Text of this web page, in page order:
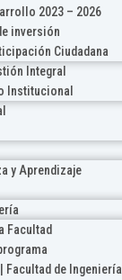
2023 – 2026
inversión
Ciudadana
Integral
Institucional
y Aprendizaje
Facultad
Facultad de Ingeniería